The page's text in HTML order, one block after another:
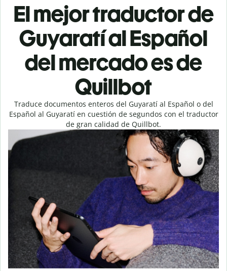
El mejor traductor de
Guyaratí al Español
del mercado es de
Quillbot
Traduce documentos enteros del Guyaratí al Español o del
Español al Guyaratí en cuestión de segundos con el traductor
de gran calidad de Quillbot.